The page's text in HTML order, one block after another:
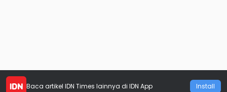
Baca artikel IDN Times lainnya di IDN App Install